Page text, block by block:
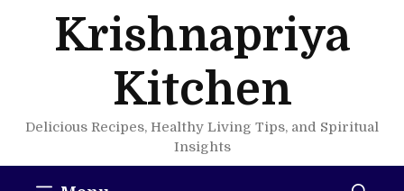
Krishnapriya
Kitchen
Delicious Recipes, Healthy Living Tips, and Spiritual
Insights